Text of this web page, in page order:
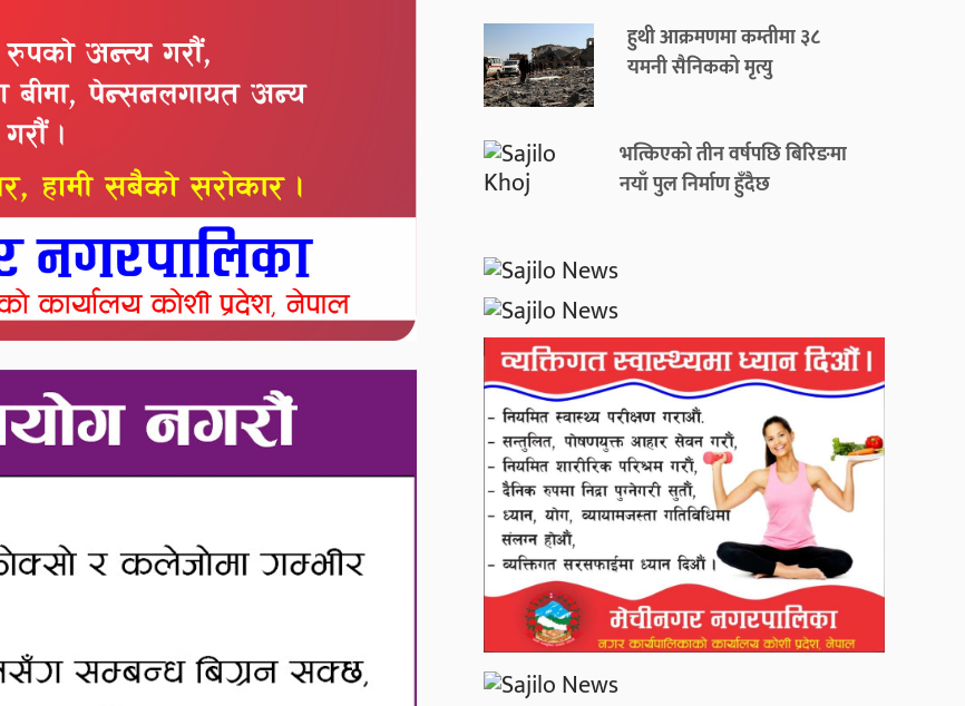
हुथी आक्रमणमा कम्तीमा ३८
यमनी सैनिकको मृत्यु
भत्किएको तीन वर्षपछि बिरिङमा
नयाँ पुल निर्माण हुँदैछ